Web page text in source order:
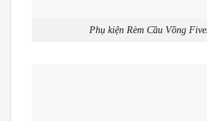
Phụ kiện Rèm Cầu Vồng